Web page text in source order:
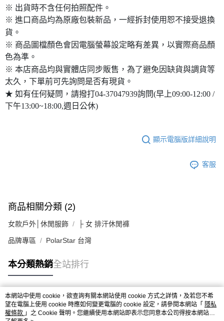
※ 出貨時不含任何拍照配件。
※ 進口商品均為原廠包裝新品，一經拆封使用恕不接受退換
貨。
※ 商品圖檔顏色會因電腦螢幕設定略有差異，以實際商品顏
色為準。
※ 本店商品均與實體店同步販售，為了避免因缺貨與調貨等
太久，下單前可先詢問是否有現貨。
★ 如有任何疑問，請撥打04-37047939詢問(早上09:00-12:00 /
下午13:00~18:00,週日公休)
顯示電腦版詳細說明
客服
商品相關分類 (2)
女款戶外│休閒服飾 ├ 女 排汗休閒褲
品牌專區 PolarStar 台灣
本分類熱銷全站排行
熱門標籤
本網站中使用 cookie，欲查詢有關本網站使用 cookie 方式之詳情，及若您不希
望在電腦上使用 cookie 時應如何變更電腦的 cookie 設定，請參閱本網站「 隱私
權條款 」之 Cookie 聲明。您繼續使用本網站即表示您同意本公司得按本網站使